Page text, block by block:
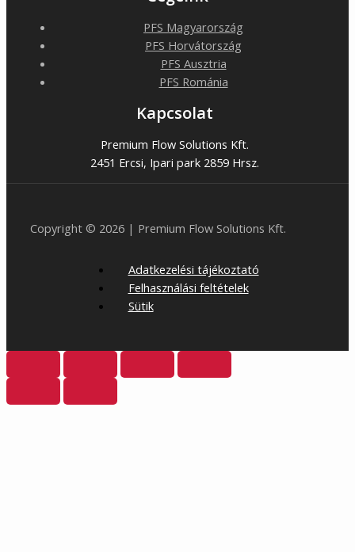
PFS Magyarország
PFS Horvátország
PFS Ausztria
PFS Románia
Kapcsolat
Premium Flow Solutions Kft.
2451 Ercsi, Ipari park 2859 Hrsz.
Copyright © 2026 | Premium Flow Solutions Kft.
Adatkezelési tájékoztató
Felhasználási feltételek
Sütik